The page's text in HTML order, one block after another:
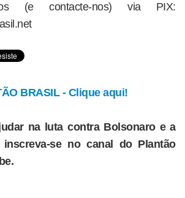
(e contacte-nos) via PIX:
BRASIL - Clique aqui!
na luta contra Bolsonaro e a
se no canal do Plantão